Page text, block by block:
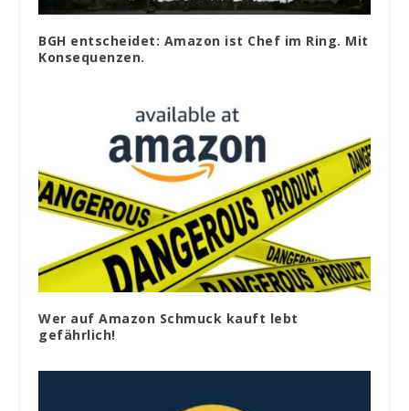
BGH entscheidet: Amazon ist Chef im Ring. Mit
Konsequenzen.
Wer auf Amazon Schmuck kauft lebt
gefährlich!